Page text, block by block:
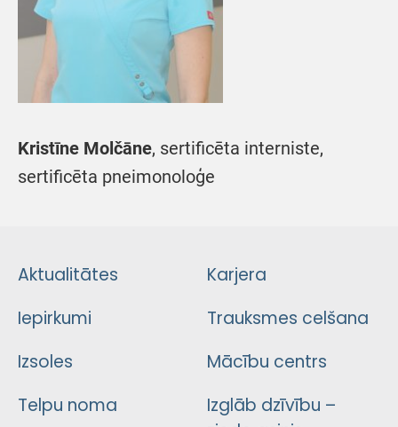
Kristīne Molčāne, sertificēta interniste,
sertificēta pneimonoloģe
Aktualitātes
Iepirkumi
Izsoles
Telpu noma
Karjera
Trauksmes celšana
Mācību centrs
Izglāb dzīvību –